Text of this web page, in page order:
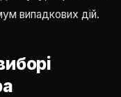
випадкових дій.